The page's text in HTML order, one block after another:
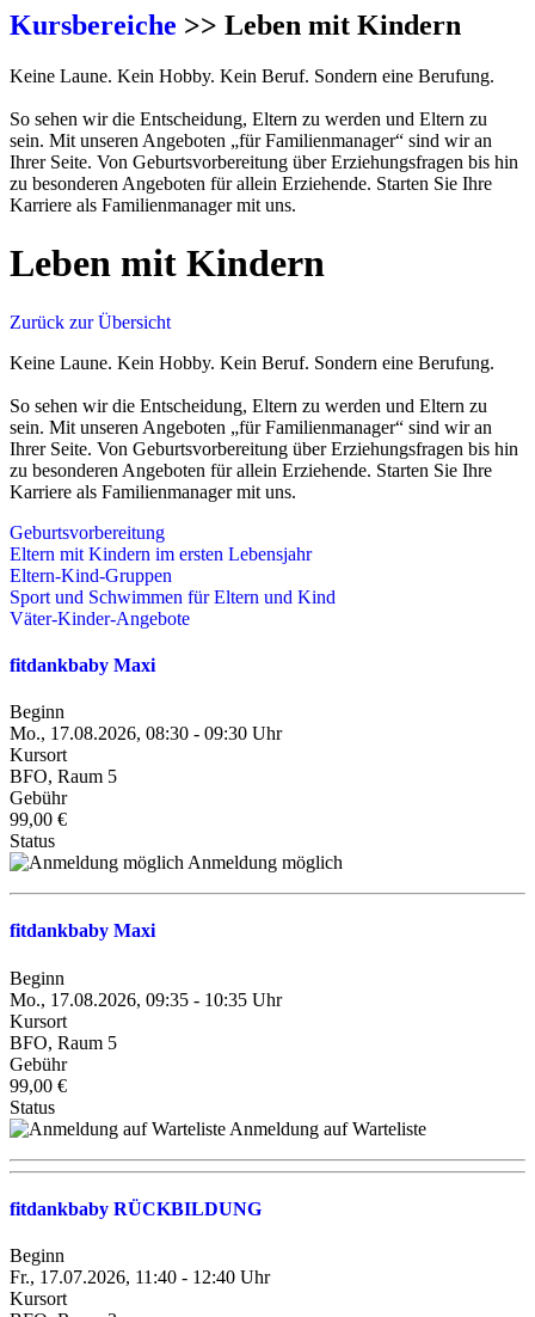
Kursbereiche >> Leben mit Kindern
Keine Laune. Kein Hobby. Kein Beruf. Sondern eine Berufung.
So sehen wir die Entscheidung, Eltern zu werden und Eltern zu
sein. Mit unseren Angeboten „für Familienmanager“ sind wir an
Ihrer Seite. Von Geburtsvorbereitung über Erziehungsfragen bis hin
zu besonderen Angeboten für allein Erziehende. Starten Sie Ihre
Karriere als Familienmanager mit uns.
Leben mit Kindern
Zurück zur Übersicht
Keine Laune. Kein Hobby. Kein Beruf. Sondern eine Berufung.
So sehen wir die Entscheidung, Eltern zu werden und Eltern zu
sein. Mit unseren Angeboten „für Familienmanager“ sind wir an
Ihrer Seite. Von Geburtsvorbereitung über Erziehungsfragen bis hin
zu besonderen Angeboten für allein Erziehende. Starten Sie Ihre
Karriere als Familienmanager mit uns.
Geburtsvorbereitung
Eltern mit Kindern im ersten Lebensjahr
Eltern-Kind-Gruppen
Sport und Schwimmen für Eltern und Kind
Väter-Kinder-Angebote
fitdankbaby Maxi
Beginn
Mo., 17.08.2026, 08:30 - 09:30 Uhr
Kursort
BFO, Raum 5
Gebühr
99,00 €
Status
Anmeldung möglich
fitdankbaby Maxi
Beginn
Mo., 17.08.2026, 09:35 - 10:35 Uhr
Kursort
BFO, Raum 5
Gebühr
99,00 €
Status
Anmeldung auf Warteliste
fitdankbaby RÜCKBILDUNG
Beginn
Fr., 17.07.2026, 11:40 - 12:40 Uhr
Kursort